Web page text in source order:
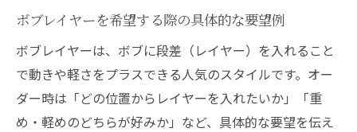
ボブレイヤーを希望する際の具体的な要望例
ボブレイヤーは、ボブに段差（レイヤー）を入れること
で動きや軽さをプラスできる人気のスタイルです。オー
ダー時は「どの位置からレイヤーを入れたいか」「重
め・軽めのどちらが好みか」など、具体的な要望を伝え